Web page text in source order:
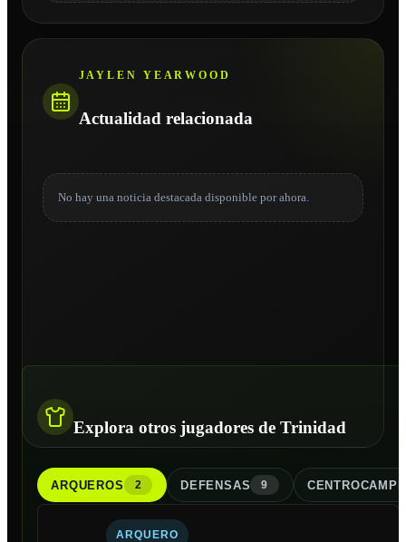
JAYLEN YEARWOOD
Actualidad relacionada
No hay una noticia destacada disponible por ahora.
Explora otros jugadores de Trinidad
ARQUEROS 2 DEFENSAS 9
ARQUERO